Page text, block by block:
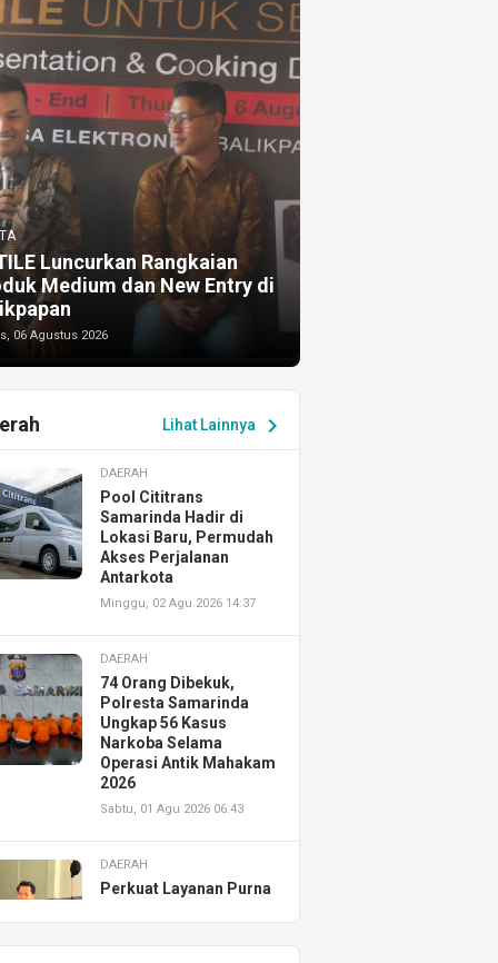
Luncurkan Rangkaian
Medium dan New Entry di
06 Agustus 2026
Lihat Lainnya chevron_right
DAERAH
Pool Cititrans
Samarinda Hadir di
Lokasi Baru, Permudah
Akses Perjalanan
Antarkota
Minggu, 02 Agu 2026 14:37
DAERAH
74 Orang Dibekuk,
Polresta Samarinda
Ungkap 56 Kasus
Narkoba Selama
Operasi Antik Mahakam
2026
Sabtu, 01 Agu 2026 06:43
DAERAH
Perkuat Layanan Purna
Resmikan AHASS